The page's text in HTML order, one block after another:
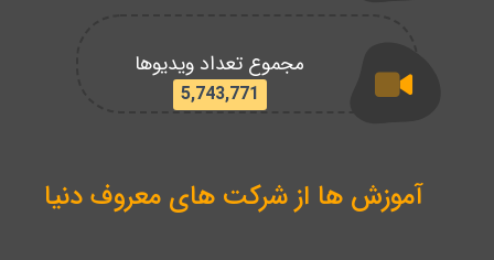
مجموع تعداد ویدیوها
5,743,771
آموزش ها از شرکت های معروف دنیا